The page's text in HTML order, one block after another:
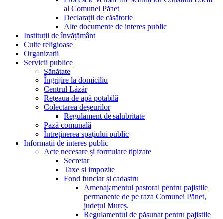
al Comunei Pănet
Declarații de căsătorie
Alte documente de interes public
Instituții de învățământ
Culte religioase
Organizații
Servicii publice
Sănătate
Îngrijire la domiciliu
Centrul Lázár
Rețeaua de apă potabilă
Colectarea deșeurilor
Regulament de salubritate
Pază comunală
Întreținerea spațiului public
Informații de interes public
Acte necesare și formulare tipizate
Secretar
Taxe și impozite
Fond funciar și cadastru
Amenajamentul pastoral pentru pajiștile
permanente de pe raza Comunei Pănet,
județul Mureș.
Regulamentul de pășunat pentru pajiștile